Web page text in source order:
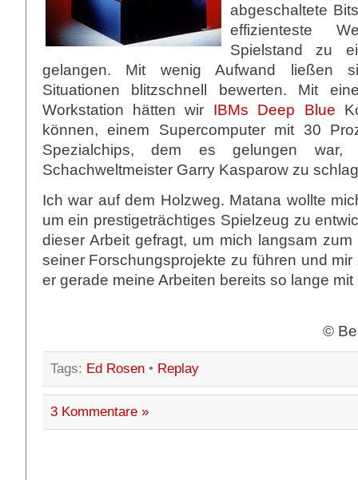
abgeschaltete
effizienteste
Spielstand zu
gelangen. Mit wenig Aufwand ließen
Situationen blitzschnell bewerten. Mit
Workstation hätten wir IBMs Deep Blue
können, einem Supercomputer mit 30
Spezialchips, dem es gelungen war,
Schachweltmeister Garry Kasparow zu
Ich war auf dem Holzweg. Matana wollte
um ein prestigeträchtiges Spielzeug zu
dieser Arbeit gefragt, um mich langsam
seiner Forschungsprojekte zu führen und
er gerade meine Arbeiten bereits so lange
©
Tags: Ed Rosen• Replay
3 Kommentare »